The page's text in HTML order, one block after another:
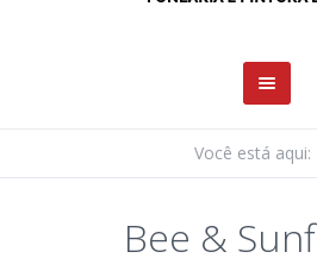
Você está aqui:
Bee &